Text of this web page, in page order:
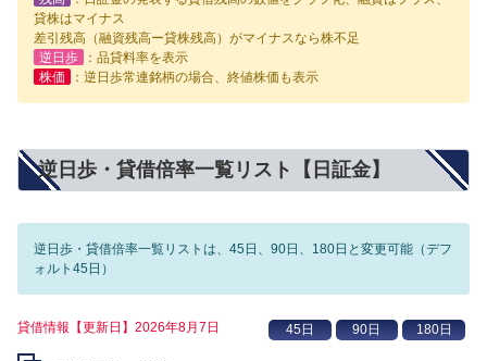
貸株はマイナス
差引残高（融資残高ー貸株残高）がマイナスなら株不足
逆日歩
：品貸料率を表示
株価
：逆日歩常連銘柄の場合、終値株価も表示
逆日歩・貸借倍率一覧リスト【日証金】
逆日歩・貸借倍率一覧リストは、45日、90日、180日と変更可能（デフ
ォルト45日）
貸借情報【更新日】2026年8月7日